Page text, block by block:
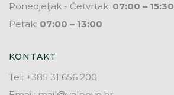
Ponedjeljak - Četvrtak: 07:00 – 15:30
Petak: 07:00 – 13:00
KONTAKT
Tel: +385 31 656 200